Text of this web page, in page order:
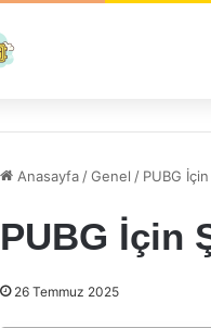
Anasayfa /Genel / PUBG
PUBG İçin
26 Temmuz 2025